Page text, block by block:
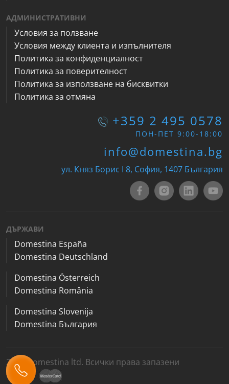
АДМИНИСТРАТИВНИ
Условия за ползване
Условия между клиента и изпълнителя
Политика за конфиденциалност
Политика за поверителност
Политика за използване на бисквитки
Политика за отмяна
+359 2 495 0578
ПОН-ПЕТ 9:00-18:00
info@domestina.bg
ул. Княз Борис I 8, София, 1407 България
ДЪРЖАВИ
Domestina España
Domestina Deutschland
Domestina Österreich
Domestina România
Domestina Slovenija
Domestina България
2026 Domestina ltd. Всички права запазени